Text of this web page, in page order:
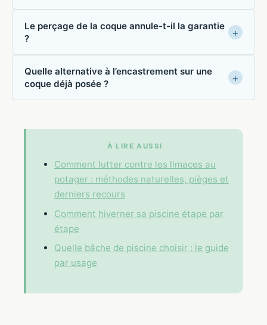
Le perçage de la coque annule-t-il la garantie
?
Quelle alternative à l’encastrement sur une
coque déjà posée ?
À LIRE AUSSI
Comment lutter contre les limaces au
potager : méthodes naturelles, pièges et
derniers recours
Comment hiverner sa piscine étape par
étape
Quelle bâche de piscine choisir : le guide
par usage